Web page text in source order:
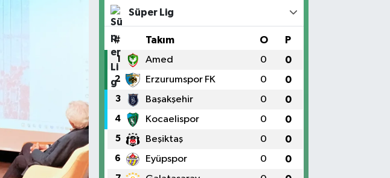
Süper Lig
# Takım O P
1 Amed 0 0
2 Erzurumspor FK 0 0
3 Başakşehir 0 0
4 Kocaelispor 0 0
5 Beşiktaş 0 0
6 Eyüpspor 0 0